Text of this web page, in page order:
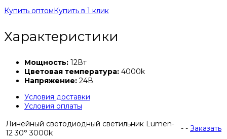
Купить оптом Купить в 1 клик
Характеристики
Мощность: 12Вт
Цветовая температура: 4000k
Напряжение: 24В
Условия доставки
Условия оплаты
Линейный светодиодный светильник Lumen-
12 30° 3000k
- - Заказать